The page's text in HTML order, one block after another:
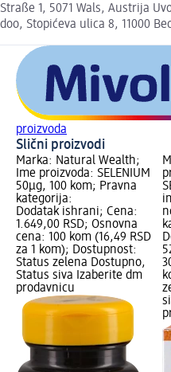
Straße 1, 5071 Wals, Austrija
doo, Stopićeva ulica 8, 11000
proizvoda
Slični proizvodi
Marka: Natural Wealth;
Ime proizvoda: SELENIUM
50μg, 100 kom; Pravna
kategorija:
Dodatak ishrani; Cena:
1.649,00 RSD; Osnovna
cena: 100 kom (16,49 RSD
za 1 kom); Dostupnost:
Status zelena Dostupno,
Status siva Izaberite dm
prodavnicu